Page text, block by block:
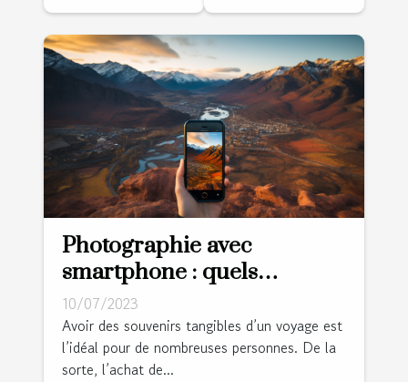
Photographie avec
smartphone : quels
avantages lors d’un voyage
?
10/07/2023
Avoir des souvenirs tangibles d’un voyage est
l’idéal pour de nombreuses personnes. De la
sorte, l’achat de...